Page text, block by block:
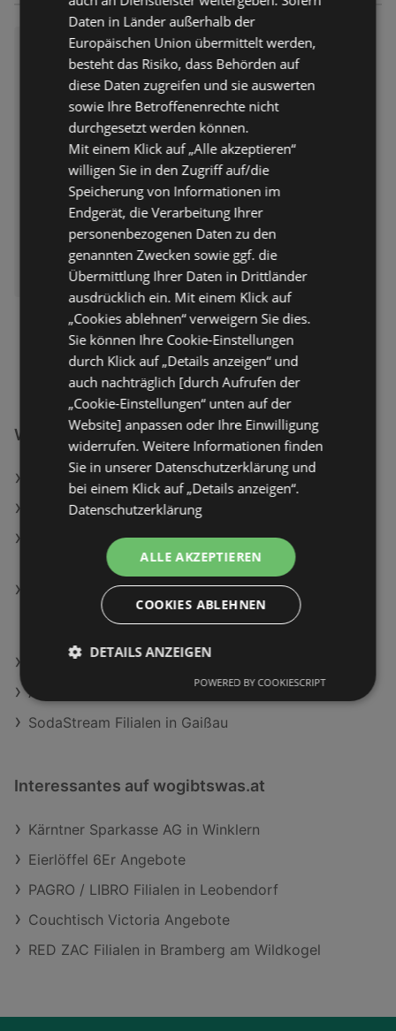
HOFER: Flugblatt
Flugblatt – 47 Seiten
Flugblatt nur gültig ab: 07.08.2026
Entfernt: 3,86 km
ERHÄLTLICH BEI:
HOFER
Weiterführende Links
Schärdinger Gouda Scheiben
NIVEA MEN After Shave Balsam Sensitive Cool
Philips QP6542/15 OneBlade Pro 360 Face + Body
Trimmer, Schwarz, Akkubetrieb
Philips STH 5030/80 Series 5000 Steamer,
Dampfbürste (1400 Watt, 120 ml Wassertank,
Pendelleuchte Focus Schwarz max. 10 Watt
ADEG Filialen in Gaißau
SodaStream Filialen in Gaißau
Interessantes auf wogibtswas.at
Kärntner Sparkasse AG in Winklern
Eierlöffel 6Er Angebote
PAGRO / LIBRO Filialen in Leobendorf
Couchtisch Victoria Angebote
RED ZAC Filialen in Bramberg am Wildkogel
Daten in Länder außerhalb der
Europäischen Union übermittelt werden,
besteht das Risiko, dass Behörden auf
diese Daten zugreifen und sie auswerten
sowie Ihre Betroffenenrechte nicht
durchgesetzt werden können.
Mit einem Klick auf „Alle akzeptieren“
willigen Sie in den Zugriff auf/die
Speicherung von Informationen im
Endgerät, die Verarbeitung Ihrer
personenbezogenen Daten zu den
genannten Zwecken sowie ggf. die
Übermittlung Ihrer Daten in Drittländer
ausdrücklich ein. Mit einem Klick auf
„Cookies ablehnen“ verweigern Sie dies.
Sie können Ihre Cookie-Einstellungen
durch Klick auf „Details anzeigen“ und
auch nachträglich [durch Aufrufen der
„Cookie-Einstellungen“ unten auf der
Website] anpassen oder Ihre Einwilligung
widerrufen. Weitere Informationen finden
Sie in unserer Datenschutzerklärung und
bei einem Klick auf „Details anzeigen“.
Datenschutzerklärung
ALLE AKZEPTIEREN
COOKIES ABLEHNEN
DETAILS ANZEIGEN
POWERED BY COOKIESCRIPT